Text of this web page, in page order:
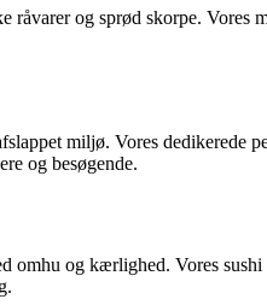
og sprød skorpe.
miljø. Vores dedikerede
og besøgende.
og kærlighed. Vores